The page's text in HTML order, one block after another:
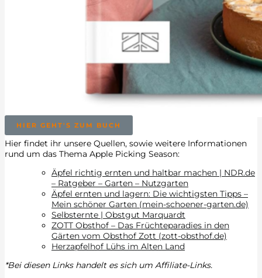
HIER GEHT'S ZUM BUCH
Hier findet ihr unsere Quellen, sowie weitere Informationen
rund um das Thema Apple Picking Season:
Äpfel richtig ernten und haltbar machen | NDR.de
– Ratgeber – Garten – Nutzgarten
Äpfel ernten und lagern: Die wichtigsten Tipps –
Mein schöner Garten (mein-schoener-garten.de)
Selbsternte | Obstgut Marquardt
ZOTT Obsthof – Das Früchteparadies in den
Gärten vom Obsthof Zott (zott-obsthof.de)
Herzapfelhof Lühs im Alten Land
*Bei diesen Links handelt es sich um Affiliate-Links.